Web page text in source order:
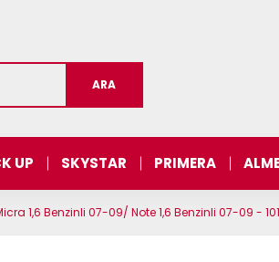
UP SKYSTAR PRIMERA
1,6 Benzinli 07-09/ Note 1,6 Benzinli 07-09 -